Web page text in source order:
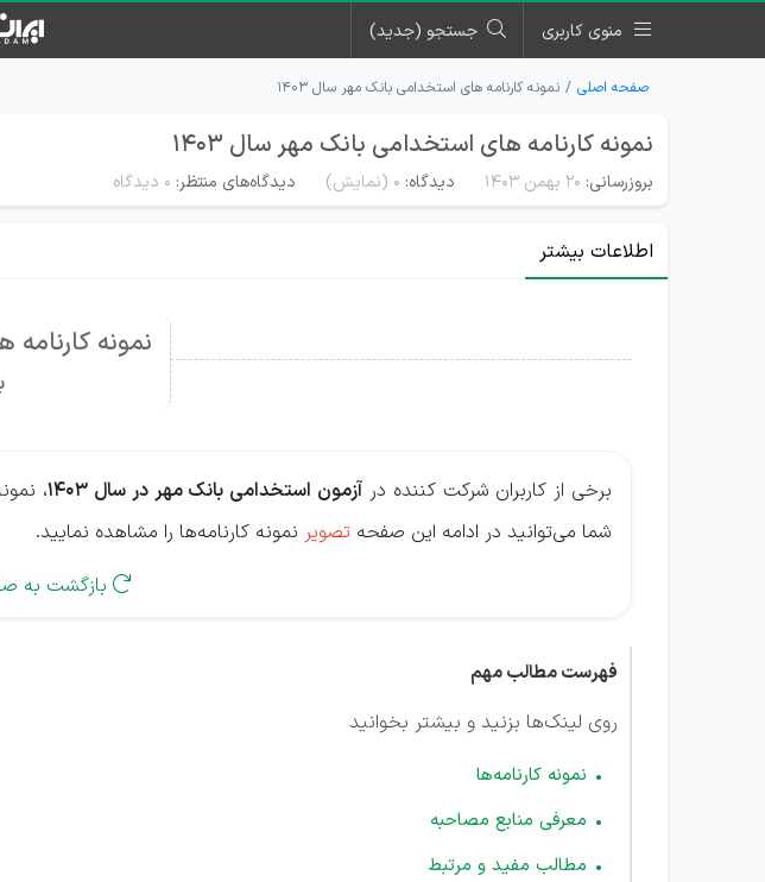
منوی کاربری جستجو (جدید)
صفحه اصلی نمونه کارنامه های استخدامی بانک مهر سال ۱۴۰۳
نمونه کارنامه های استخدامی بانک مهر سال ۱۴۰۳
بروزرسانی: ۲۰ بهمن ۱۴۰۳ دیدگاه: 0 (نمایش) دیدگاه‌های منتظر: ۰ دیدگاه
اطلاعات بیشتر
نمونه
برخی از کاربران شرکت کننده در آزمون استخدامی بانک مهر در سال 1403 ،
شما می‌توانید در ادامه این صفحه تصویر نمونه کارنامه‌ها را مشاهده نمایید.
 بازگشت به
فهرست مطالب مهم
روی لینک‌ها بزنید و بیشتر بخوانید
نمونه کارنامه‌ها
معرفی منابع مصاحبه
مطالب مفید و مرتبط